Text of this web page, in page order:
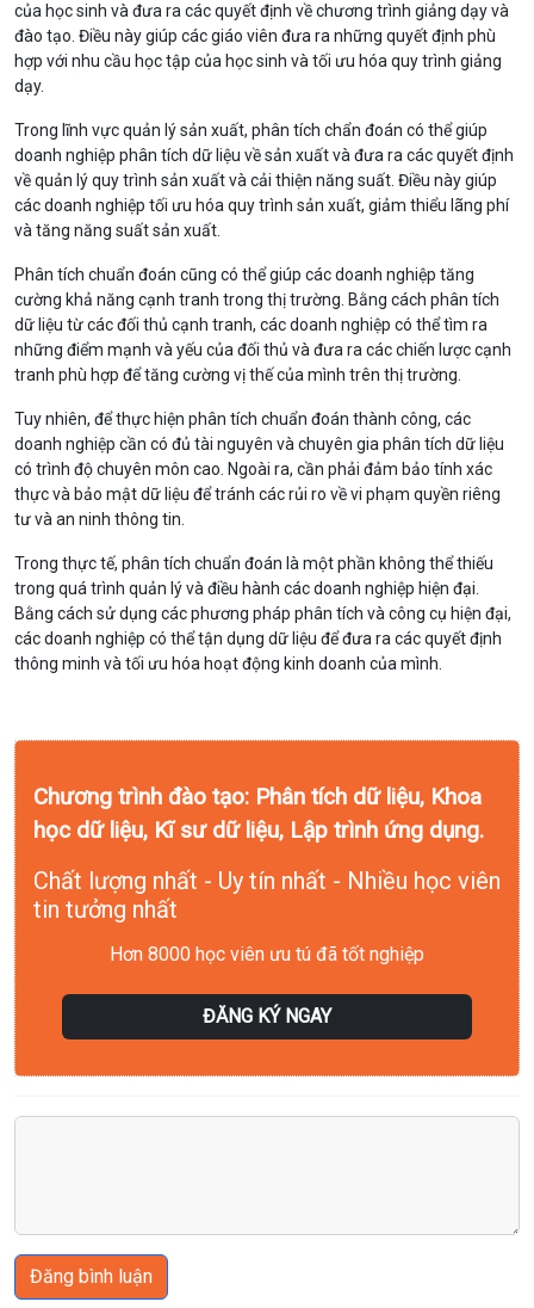
của học sinh và đưa ra các quyết định về chương trình giảng dạy và
đào tạo. Điều này giúp các giáo viên đưa ra những quyết định phù
hợp với nhu cầu học tập của học sinh và tối ưu hóa quy trình giảng
dạy.
Trong lĩnh vực quản lý sản xuất, phân tích chẩn đoán có thể giúp
doanh nghiệp phân tích dữ liệu về sản xuất và đưa ra các quyết định
về quản lý quy trình sản xuất và cải thiện năng suất. Điều này giúp
các doanh nghiệp tối ưu hóa quy trình sản xuất, giảm thiểu lãng phí
và tăng năng suất sản xuất.
Phân tích chuẩn đoán cũng có thể giúp các doanh nghiệp tăng
cường khả năng cạnh tranh trong thị trường. Bằng cách phân tích
dữ liệu từ các đối thủ cạnh tranh, các doanh nghiệp có thể tìm ra
những điểm mạnh và yếu của đối thủ và đưa ra các chiến lược cạnh
tranh phù hợp để tăng cường vị thế của mình trên thị trường.
Tuy nhiên, để thực hiện phân tích chuẩn đoán thành công, các
doanh nghiệp cần có đủ tài nguyên và chuyên gia phân tích dữ liệu
có trình độ chuyên môn cao. Ngoài ra, cần phải đảm bảo tính xác
thực và bảo mật dữ liệu để tránh các rủi ro về vi phạm quyền riêng
tư và an ninh thông tin.
Trong thực tế, phân tích chuẩn đoán là một phần không thể thiếu
trong quá trình quản lý và điều hành các doanh nghiệp hiện đại.
Bằng cách sử dụng các phương pháp phân tích và công cụ hiện đại,
các doanh nghiệp có thể tận dụng dữ liệu để đưa ra các quyết định
thông minh và tối ưu hóa hoạt động kinh doanh của mình.
Chương trình đào tạo: Phân tích dữ liệu, Khoa
học dữ liệu, Kĩ sư dữ liệu, Lập trình ứng dụng.
Chất lượng nhất - Uy tín nhất - Nhiều học viên
tin tưởng nhất
Hơn 8000 học viên ưu tú đã tốt nghiệp
ĐĂNG KÝ NGAY
Đăng bình luận